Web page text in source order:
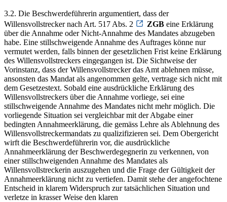
3.2. Die Beschwerdeführerin argumentiert, dass der
Willensvollstrecker nach Art. 517 Abs. 2
ZGB eine Erklärung
über die Annahme oder Nicht-Annahme des Mandates abzugeben
habe. Eine stillschweigende Annahme des Auftrages könne nur
vermutet werden, falls binnen der gesetzlichen Frist keine Erklärung
des Willensvollstreckers eingegangen ist. Die Sichtweise der
Vorinstanz, dass der Willensvollstrecker das Amt ablehnen müsse,
ansonsten das Mandat als angenommen gelte, vertrage sich nicht mit
dem Gesetzestext. Sobald eine ausdrückliche Erklärung des
Willensvollstreckers über die Annahme vorliege, sei eine
stillschweigende Annahme des Mandates nicht mehr möglich. Die
vorliegende Situation sei vergleichbar mit der Abgabe einer
bedingten Annahmeerklärung, die gemäss Lehre als Ablehnung des
Willensvollstreckermandats zu qualizifizieren sei. Dem Obergericht
wirft die Beschwerdeführerin vor, die ausdrückliche
Annahmeerklärung der Beschwerdegegnerin zu verkennen, von
einer stillschweigenden Annahme des Mandates als
Willensvollstreckerin auszugehen und die Frage der Gültigkeit der
Annahmeerklärung nicht zu vertiefen. Damit stehe der angefochtene
Entscheid in klarem Widerspruch zur tatsächlichen Situation und
verletze in krasser Weise den klaren